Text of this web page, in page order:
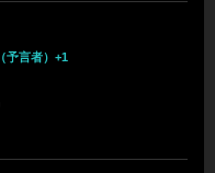
予言者）+1